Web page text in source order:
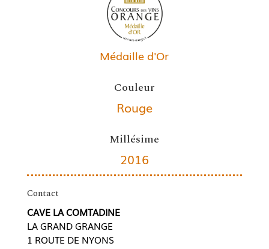
Médaille d'Or
Couleur
Rouge
Millésime
2016
Contact
CAVE LA COMTADINE
LA GRAND GRANGE
1 ROUTE DE NYONS